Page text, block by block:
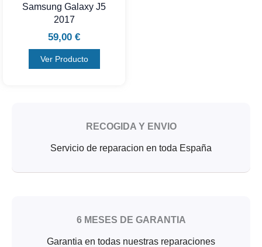
Samsung Galaxy J5
2017
59,00 €
Ver Producto
RECOGIDA Y ENVIO
Servicio de reparacion en toda España
6 MESES DE GARANTIA
Garantia en todas nuestras reparaciones